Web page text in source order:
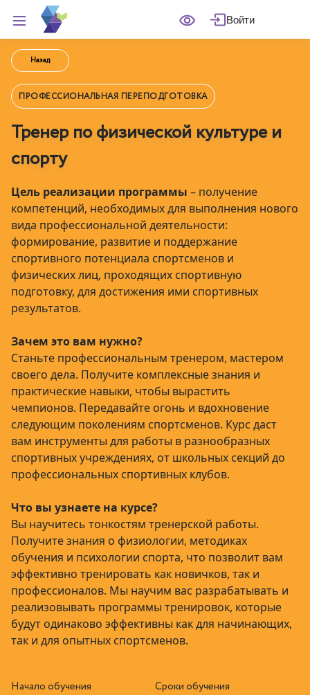
Войти
Назад
ПРОФЕССИОНАЛЬНАЯ ПЕРЕПОДГОТОВКА
Тренер по физической культуре и
спорту
Цель реализации программы – получение
компетенций, необходимых для выполнения нового
вида профессиональной деятельности:
формирование, развитие и поддержание
спортивного потенциала спортсменов и
физических лиц, проходящих спортивную
подготовку, для достижения ими спортивных
результатов.
Зачем это вам нужно?
Станьте профессиональным тренером, мастером
своего дела. Получите комплексные знания и
практические навыки, чтобы вырастить
чемпионов. Передавайте огонь и вдохновение
следующим поколениям спортсменов. Курс даст
вам инструменты для работы в разнообразных
спортивных учреждениях, от школьных секций до
профессиональных спортивных клубов.
Что вы узнаете на курсе?
Вы научитесь тонкостям тренерской работы.
Получите знания о физиологии, методиках
обучения и психологии спорта, что позволит вам
эффективно тренировать как новичков, так и
профессионалов. Мы научим вас разрабатывать и
реализовывать программы тренировок, которые
будут одинаково эффективны как для начинающих,
так и для опытных спортсменов.
Начало обучения Сроки обучения